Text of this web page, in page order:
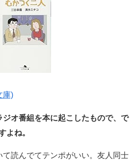
庫)
オ番組を本に起こしたもので、 で
よね。
て読んでてテンポがいい。友人同士